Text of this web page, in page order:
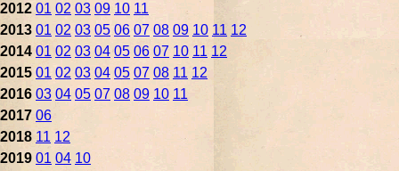
2012 01 02 03 09 10 11
2013 01 02 03 05 06 07 08 09 10 11 12
2014 01 02 03 04 05 06 07 10 11 12
2015 01 02 03 04 05 07 08 11 12
2016 03 04 05 07 08 09 10 11
2017 06
2018 11 12
2019 01 04 10